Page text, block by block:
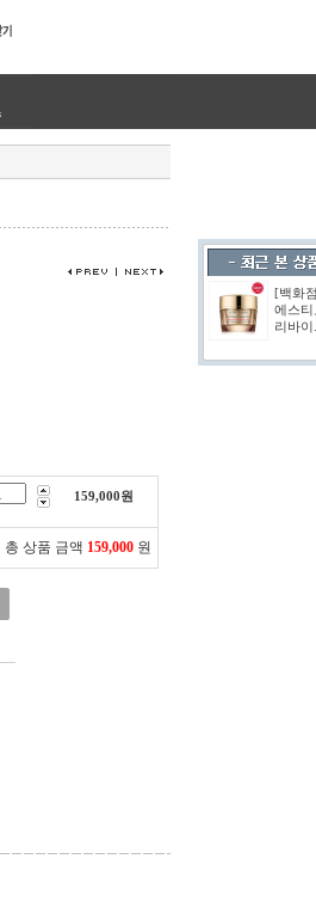
159,000원
총 상품 금액 159,000 원
[백화
에스티
리바이